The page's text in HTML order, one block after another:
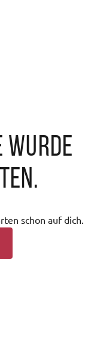
wurde
schon auf dich.